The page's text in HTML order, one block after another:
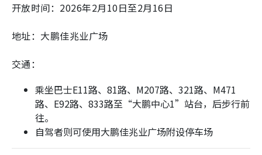
开放时间：2026年2月10日至2月16日
地址：大鹏佳兆业广场
交通：
乘坐巴士E11路、81路、M207路、321路、M471
路、E92路、833路至“大鹏中心1”站台，后步行前
往。
自驾者则可使用大鹏佳兆业广场附设停车场